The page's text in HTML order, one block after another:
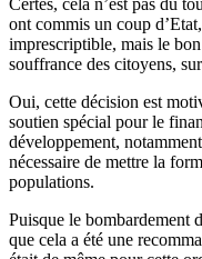
ont commis un coup
imprescriptible, mais le
souffrance des citoyens,
Oui, cette décision est
soutien spécial pour le
développement,
nécessaire de mettre la
populations.
Puisque le bombardement
que cela a été une